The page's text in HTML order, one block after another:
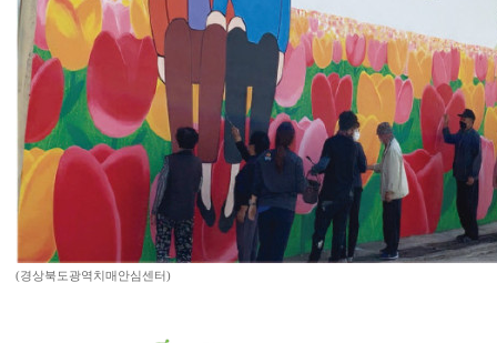
(경상북도광역치매안심센터)